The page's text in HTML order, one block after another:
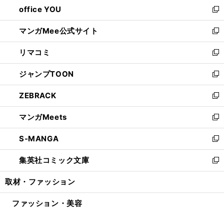
く
で
開
く
ィ
ン
ド
ウ
で
開
く
い
ウ
ィ
ン
ド
ウ
で
開
く
office YOU
新
し
い
ウ
ィ
ン
ド
ウ
で
開
く
マンガMee公式サイト
新
し
い
ウ
ィ
ン
ド
ウ
で
開
く
リマコミ
新
し
い
ウ
ィ
ン
ド
ウ
で
開
く
ジャンプTOON
新
し
い
ウ
ィ
ン
ド
ウ
で
開
ZEBRACK
新
し
い
ウ
ィ
ン
ド
ウ
開
マンガMeets
新
し
い
ウ
ィ
ン
ウ
S-MANGA
新
し
い
ウ
ン
集英社コミック文庫
新
し
ウ
取材・ファッション
ファッション・美容